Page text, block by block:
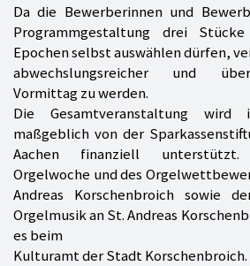
Da die Bewerberinnen und
Programmgestaltung drei
Epochen selbst auswählen dürfen,
abwechslungsreicher und
Vormittag zu werden.
Die Gesamtveranstaltung
maßgeblich von der
Aachen finanziell
Orgelwoche und des
Andreas Korschenbroich sowie
Orgelmusik an St. Andreas
es beim
Kulturamt der Stadt Korschenbroich.